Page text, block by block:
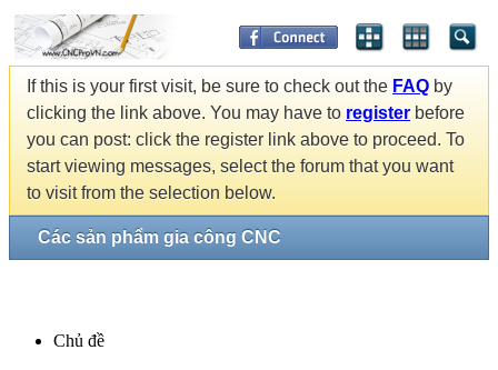
If this is your first visit, be sure to check out the FAQ by
clicking the link above. You may have to register before
you can post: click the register link above to proceed. To
start viewing messages, select the forum that you want
to visit from the selection below.
Các sản phẩm gia công CNC
Chủ đề